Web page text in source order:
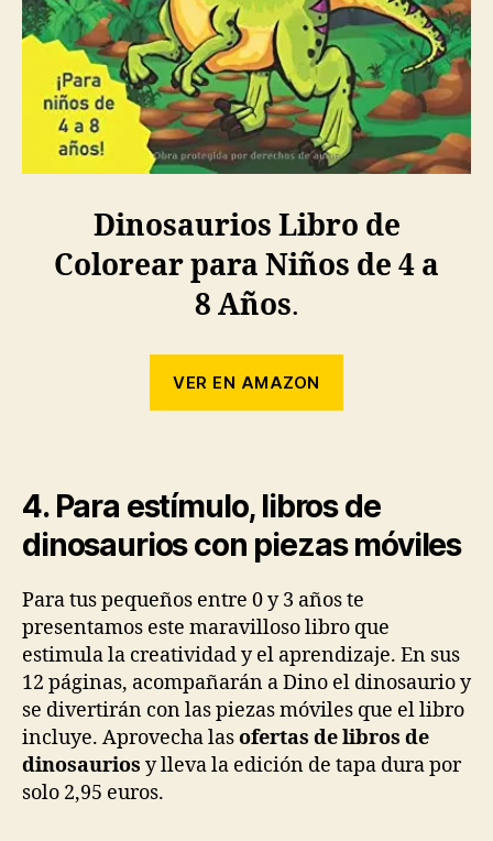
Dinosaurios Libro de
Colorear para Niños de 4 a
8 Años.
VER EN AMAZON
4. Para estímulo, libros de
dinosaurios con piezas móviles
Para tus pequeños entre 0 y 3 años te
presentamos este maravilloso libro que
estimula la creatividad y el aprendizaje. En sus
12 páginas, acompañarán a Dino el dinosaurio y
se divertirán con las piezas móviles que el libro
incluye. Aprovecha lasofertas de libros de
dinosaurios y lleva la edición de tapa dura por
solo 2,95 euros.